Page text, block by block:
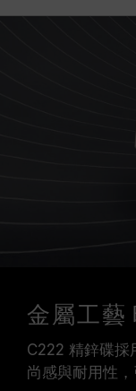
金屬工藝
C222 精鋅碟採
尚感與耐用性，